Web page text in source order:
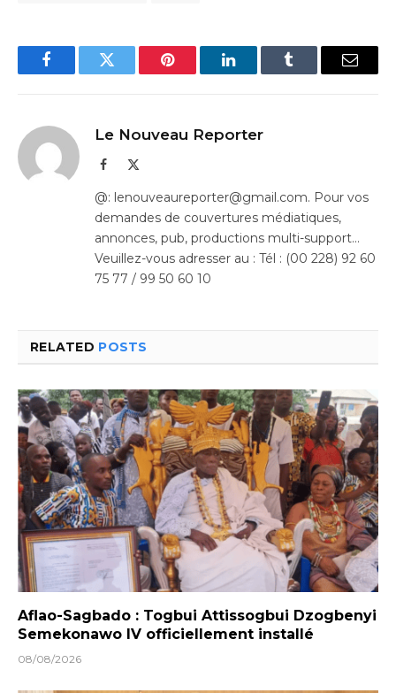
FacebookTwitter Pinterest LinkedInTumblr Email
Le Nouveau Reporter
Facebook
@: lenouveaureporter@gmail.com. Pour vos
demandes de couvertures médiatiques,
annonces, pub, productions multi-support…
Veuillez-vous adresser au : Tél : (00 228) 92 60
75 77 / 99 50 60 10
RELATED POSTS
Aflao-Sagbado : Togbui Attissogbui Dzogbenyi
Semekonawo IV officiellement installé
08/08/2026